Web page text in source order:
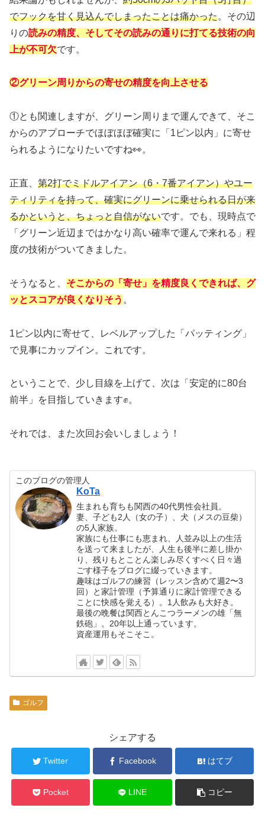
でフックを甘く見込んでしまったことは痛かった。その辺
りの読みの精度、そしてその読みの通りに打てる技術の向
上が不可欠です。
②グリーン周りからの寄せの精度を向上させる
①とも関連しますが、グリーン周りまで運んできて、そこ
からのアプローチでほぼほぼ確実に「1ピン以内」に寄せ
られるようになりたいですね👀。
正直、 第2打でミドルアイアン（6・7番アイアン）やユー
ティリティを持って、確実にグリーンに乗せられる日が来
るかというと、ちょっと自信がないです。でも、現時点で
「グリーン近辺まではかなり高い確率で運んで来れる」程
度の技術がついてきました。
そうなると、 そこからの「寄せ」を精度良くできれば、グ
ッとスコアが良くなりそう 。
1ピン以内に寄せて、レベルアップした「パッティング」
で見事にカップイン。これです。
ということで、少し目線を上げて、次は「安定的に80台
前半」を目指していきます✊。
それでは、また次回お会いしましょう！
このブログの管理人
KoTa
生まれも育ちも関西の40代男性会社員。
妻、子ども2人（女の子）、犬（メスの豆柴）
の5人家族。
家族にも仕事にも恵まれ、人並み以上の生活
を送って来ましたが、人生も後半に差し掛か
り、残りもとことん楽しみ尽くすべく日々過
ごす様子をブログに綴っていきます。
趣味はゴルフの練習（レッスン含めて週2〜3
回）と家計管理（予算通りに家計管理できる
ことに快感を覚える）。1人飲みも大好き。
最後の晩餐は関西とんこつラーメンの雄「無
鉄砲」。20年以上通っています。
資産運用もそこそこ。
ゴルフ
シェアする
Twitter Facebook はてブ
Pocket LINE コピー